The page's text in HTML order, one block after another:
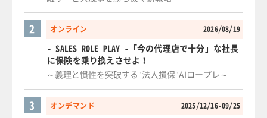
オンライン 2026/08/19
2
- SALES ROLE PLAY -「今の代理店で十分」な社長
に保険を乗り換えさせよ！
～義理と慣性を突破する"法人損保"AIロープレ～
オンデマンド 2025/12/16-09/25
3